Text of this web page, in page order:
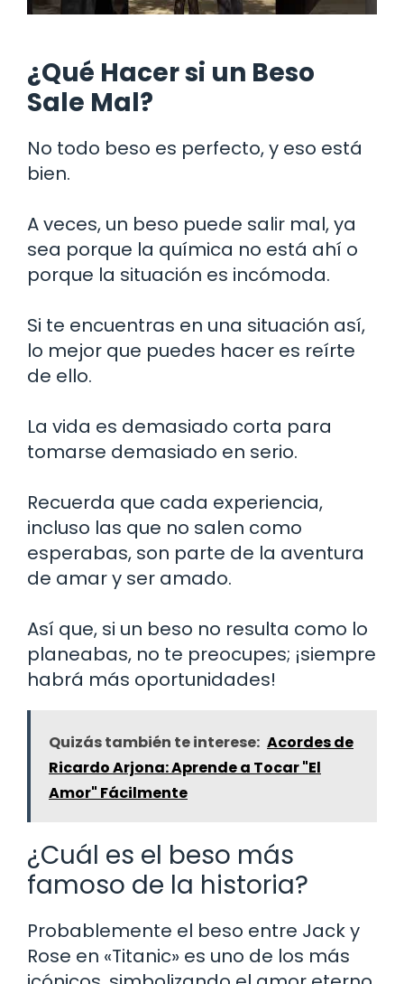
¿Qué Hacer si un Beso
Sale Mal?
No todo beso es perfecto, y eso está
bien.
A veces, un beso puede salir mal, ya
sea porque la química no está ahí o
porque la situación es incómoda.
Si te encuentras en una situación así,
lo mejor que puedes hacer es reírte
de ello.
La vida es demasiado corta para
tomarse demasiado en serio.
Recuerda que cada experiencia,
incluso las que no salen como
esperabas, son parte de la aventura
de amar y ser amado.
Así que, si un beso no resulta como lo
planeabas, no te preocupes; ¡siempre
habrá más oportunidades!
Quizás también te interese: Acordes de
Ricardo Arjona: Aprende a Tocar "El
Amor" Fácilmente
¿Cuál es el beso más
famoso de la historia?
Probablemente el beso entre Jack y
Rose en «Titanic» es uno de los más